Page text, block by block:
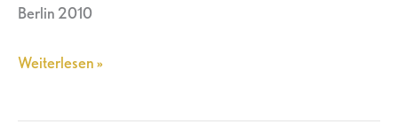
Berlin 2010
Weiterlesen »